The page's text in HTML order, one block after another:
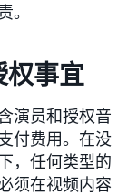
。
权事宜
演员和授权音
付费用。在没
，任何类型的
须在视频内容